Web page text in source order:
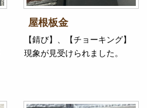
屋根板金
【錆び】、【チョーキング】
現象が見受けられました。